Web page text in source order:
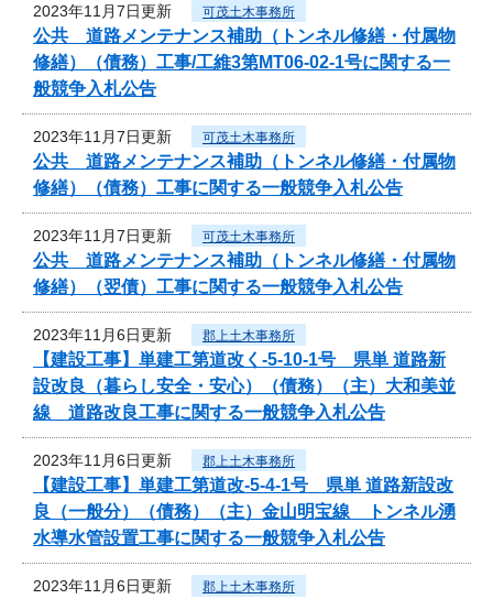
2023年11月7日更新 可茂土木事務所
公共 道路メンテナンス補助（トンネル修繕・付属物
修繕）（債務）工事/工維3第MT06-02-1号に関する一
般競争入札公告
2023年11月7日更新 可茂土木事務所
公共 道路メンテナンス補助（トンネル修繕・付属物
修繕）（債務）工事に関する一般競争入札公告
2023年11月7日更新 可茂土木事務所
公共 道路メンテナンス補助（トンネル修繕・付属物
修繕）（翌債）工事に関する一般競争入札公告
2023年11月6日更新 郡上土木事務所
【建設工事】単建工第道改く-5-10-1号 県単 道路新
設改良（暮らし安全・安心）（債務）（主）大和美並
線 道路改良工事に関する一般競争入札公告
2023年11月6日更新 郡上土木事務所
【建設工事】単建工第道改-5-4-1号 県単 道路新設改
良（一般分）（債務）（主）金山明宝線 トンネル湧
水導水管設置工事に関する一般競争入札公告
2023年11月6日更新 郡上土木事務所